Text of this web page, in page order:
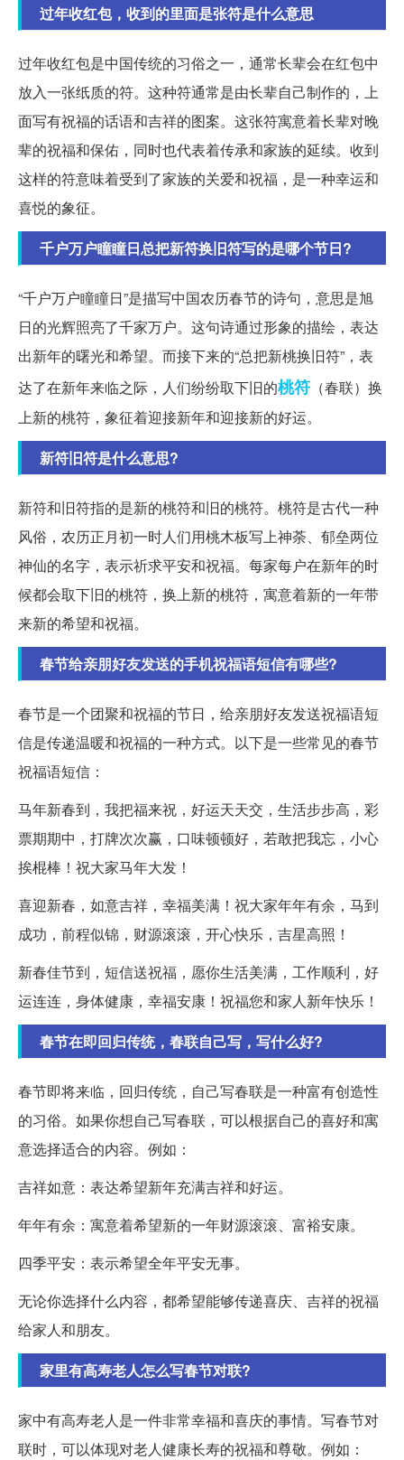
过年收红包，收到的里面是张符是什么意思
过年收红包是中国传统的习俗之一，通常长辈会在红包中
放入一张纸质的符。这种符通常是由长辈自己制作的，上
面写有祝福的话语和吉祥的图案。这张符寓意着长辈对晚
辈的祝福和保佑，同时也代表着传承和家族的延续。收到
这样的符意味着受到了家族的关爱和祝福，是一种幸运和
喜悦的象征。
千户万户瞳瞳日总把新符换旧符写的是哪个节日?
“千户万户瞳瞳日”是描写中国农历春节的诗句，意思是旭
日的光辉照亮了千家万户。这句诗通过形象的描绘，表达
出新年的曙光和希望。而接下来的“总把新桃换旧符”，表
达了在新年来临之际，人们纷纷取下旧的桃符 （春联）换
上新的桃符，象征着迎接新年和迎接新的好运。
新符旧符是什么意思?
新符和旧符指的是新的桃符和旧的桃符。桃符是古代一种
风俗，农历正月初一时人们用桃木板写上神荼、郁垒两位
神仙的名字，表示祈求平安和祝福。每家每户在新年的时
候都会取下旧的桃符，换上新的桃符，寓意着新的一年带
来新的希望和祝福。
春节给亲朋好友发送的手机祝福语短信有哪些?
春节是一个团聚和祝福的节日，给亲朋好友发送祝福语短
信是传递温暖和祝福的一种方式。以下是一些常见的春节
祝福语短信：
马年新春到，我把福来祝，好运天天交，生活步步高，彩
票期期中，打牌次次赢，口味顿顿好，若敢把我忘，小心
挨棍棒！祝大家马年大发！
喜迎新春，如意吉祥，幸福美满！祝大家年年有余，马到
成功，前程似锦，财源滚滚，开心快乐，吉星高照！
新春佳节到，短信送祝福，愿你生活美满，工作顺利，好
运连连，身体健康，幸福安康！祝福您和家人新年快乐！
春节在即回归传统，春联自己写，写什么好?
春节即将来临，回归传统，自己写春联是一种富有创造性
的习俗。如果你想自己写春联，可以根据自己的喜好和寓
意选择适合的内容。例如：
吉祥如意：表达希望新年充满吉祥和好运。
年年有余：寓意着希望新的一年财源滚滚、富裕安康。
四季平安：表示希望全年平安无事。
无论你选择什么内容，都希望能够传递喜庆、吉祥的祝福
给家人和朋友。
家里有高寿老人怎么写春节对联?
家中有高寿老人是一件非常幸福和喜庆的事情。写春节对
联时，可以体现对老人健康长寿的祝福和尊敬。例如：